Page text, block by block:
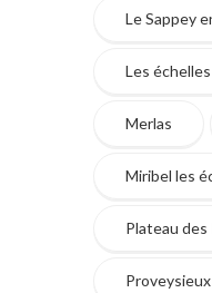
Le Sappey
Les échelles
Merlas
Miribel les
Plateau
Proveysieux